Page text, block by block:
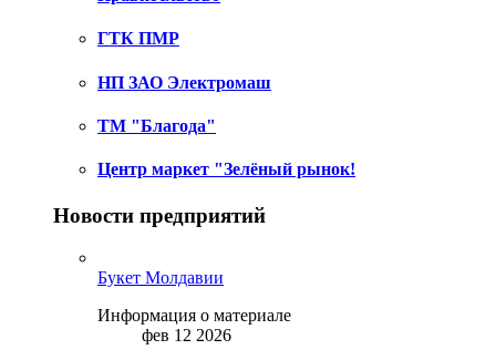
ГТК ПМР
НП ЗАО Электромаш
ТМ "Благода"
Центр маркет "Зелёный рынок!
Новости предприятий
Букет Молдавии
Информация о материале
фев 12 2026